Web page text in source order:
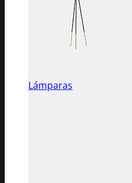
Lámparas